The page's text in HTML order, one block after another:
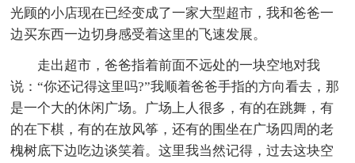
光顾的小店现在已经变成了一家大型超市，我和爸爸一
边买东西一边切身感受着这里的飞速发展。
走出超市，爸爸指着前面不远处的一块空地对我
说：“你还记得这里吗?”我顺着爸爸手指的方向看去，那
是一个大的休闲广场。广场上人很多，有的在跳舞，有
的在下棋，有的在放风筝，还有的围坐在广场四周的老
槐树底下边吃边谈笑着。这里我当然记得，过去这块空